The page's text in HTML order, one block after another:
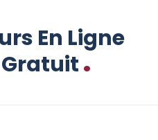
En Ligne
Gratuit.